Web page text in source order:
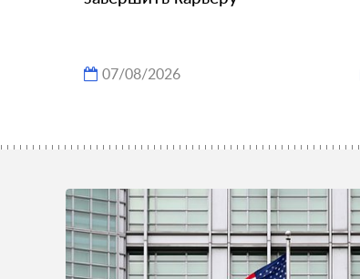
07/08/2026